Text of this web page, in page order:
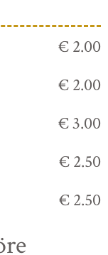
€ 2.00
€ 2.00
€ 3.00
€ 2.50
€ 2.50